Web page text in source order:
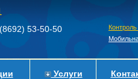
53-50-50
Услуги